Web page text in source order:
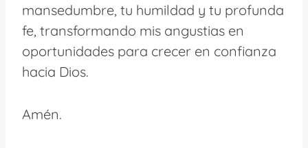
mansedumbre, tu humildad y tu profunda
fe, transformando mis angustias en
oportunidades para crecer en confianza
hacia Dios.
Amén.